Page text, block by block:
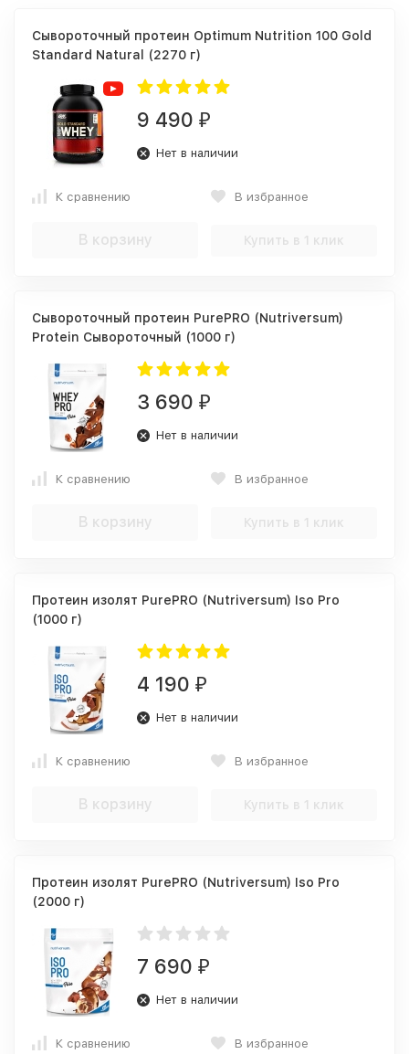
Сывороточный протеин Optimum Nutrition 100 Gold
Standard Natural (2270 г)
9 490 ₽
Нет в наличии
К сравнению В избранное
В корзину Купить в 1 клик
Сывороточный протеин PurePRO (Nutriversum)
Protein Сывороточный (1000 г)
3 690 ₽
Нет в наличии
К сравнению В избранное
В корзину Купить в 1 клик
Протеин изолят PurePRO (Nutriversum) Iso Pro
(1000 г)
4 190 ₽
Нет в наличии
К сравнению В избранное
В корзину Купить в 1 клик
Протеин изолят PurePRO (Nutriversum) Iso Pro
(2000 г)
7 690 ₽
Нет в наличии
К сравнению В избранное